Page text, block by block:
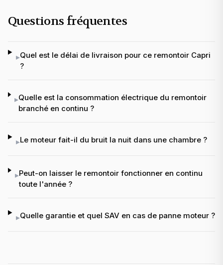
Questions fréquentes
▸Quel est le délai de livraison pour ce remontoir Capri
?
▸Quelle est la consommation électrique du remontoir
branché en continu ?
▸Le moteur fait-il du bruit la nuit dans une chambre ?
▸Peut-on laisser le remontoir fonctionner en continu
toute l'année ?
▸Quelle garantie et quel SAV en cas de panne moteur ?